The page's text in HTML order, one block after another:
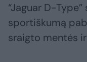
“Jaguar D-
sportiškumą
sraigto mentės